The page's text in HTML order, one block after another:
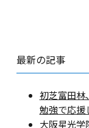
最新の記事
初芝富田林
勉強で応援
大阪星光学